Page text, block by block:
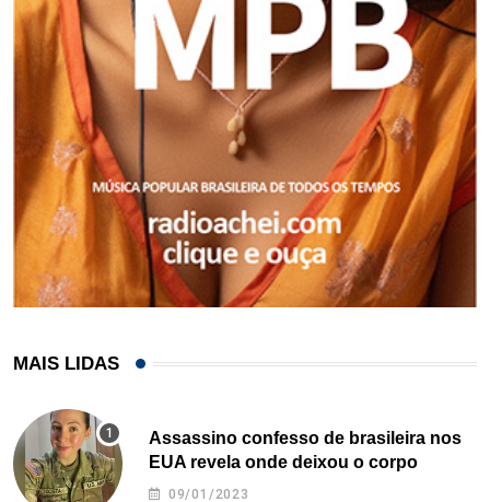
MAIS LIDAS
Assassino confesso de brasileira nos
EUA revela onde deixou o corpo
09/01/2023